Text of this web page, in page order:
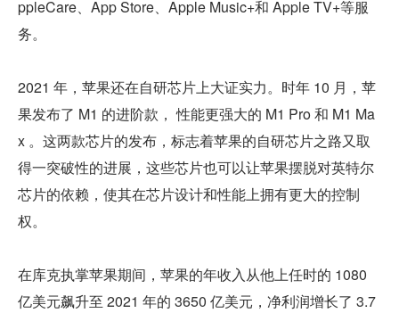
ppleCare、App Store、Apple Music+和 Apple TV+等服
务。
2021 年，苹果还在自研芯片上大证实力。时年 10 月，苹
果发布了 M1 的进阶款， 性能更强大的 M1 Pro 和 M1 Ma
x 。这两款芯片的发布，标志着苹果的自研芯片之路又取
得一突破性的进展，这些芯片也可以让苹果摆脱对英特尔
芯片的依赖，使其在芯片设计和性能上拥有更大的控制
权。
在库克执掌苹果期间，苹果的年收入从他上任时的 1080
亿美元飙升至 2021 年的 3650 亿美元，净利润增长了 3.7